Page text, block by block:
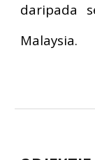
daripada
Malaysia.